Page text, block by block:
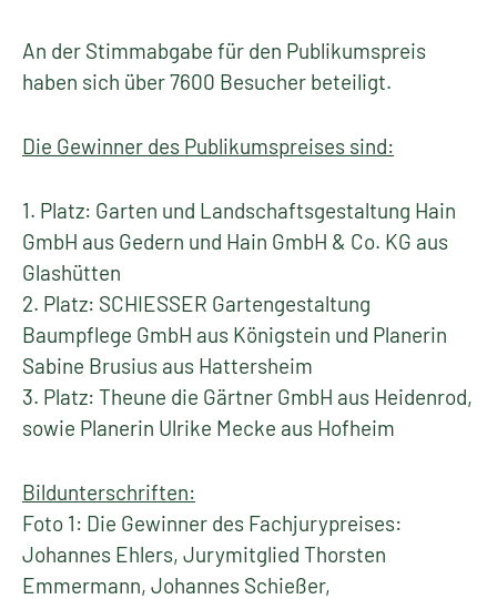
An der Stimmabgabe für den Publikumspreis
haben sich über 7600 Besucher beteiligt.
Die Gewinner des Publikumspreises sind:
1. Platz: Garten und Landschaftsgestaltung Hain
GmbH aus Gedern und Hain GmbH & Co. KG aus
Glashütten
2. Platz: SCHIESSER Gartengestaltung
Baumpflege GmbH aus Königstein und Planerin
Sabine Brusius aus Hattersheim
3. Platz: Theune die Gärtner GmbH aus Heidenrod,
sowie Planerin Ulrike Mecke aus Hofheim
Bildunterschriften:
Foto 1: Die Gewinner des Fachjurypreises:
Johannes Ehlers, Jurymitglied Thorsten
Emmermann, Johannes Schießer,